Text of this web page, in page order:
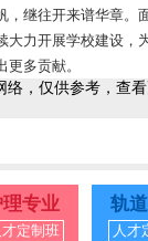
，继往开来谱华章。
大力开展学校建设，
更多贡献。
络，仅供参考，查
专业
才定制班
轨
人才